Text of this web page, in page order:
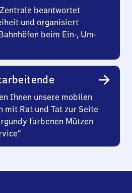
beantwortet
und organisiert
beim Ein-, Um-
Ihnen unsere mobilen
Rat und Tat zur Seite
farbenen Mützen